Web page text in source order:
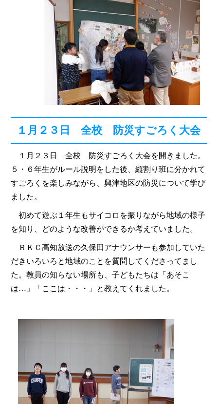
１月２３日 全校 防災すごろく大会
１月２３日 全校 防災すごろく大会を開きました。
５・６年生がルール説明をした後、縦割り班に分かれて
すごろくを楽しみながら、興津地区の防災について学び
ました。
初めて遊ぶ１年生もサイコロを振りながら地域の様子
を知り、どのような改善ができるか考えていました。
ＲＫＣ高知放送の久保田アナウンサーも参加していた
だきいろいろと地域のことを質問してくださってまし
た。教員の知らない場所も、子どもたちは「あそこ
は…」「ここは・・・」と教えてくれました。